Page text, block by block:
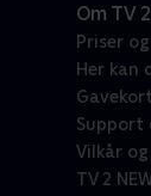
Om TV
Priser
Her kan
Support
Vilkår
TV 2